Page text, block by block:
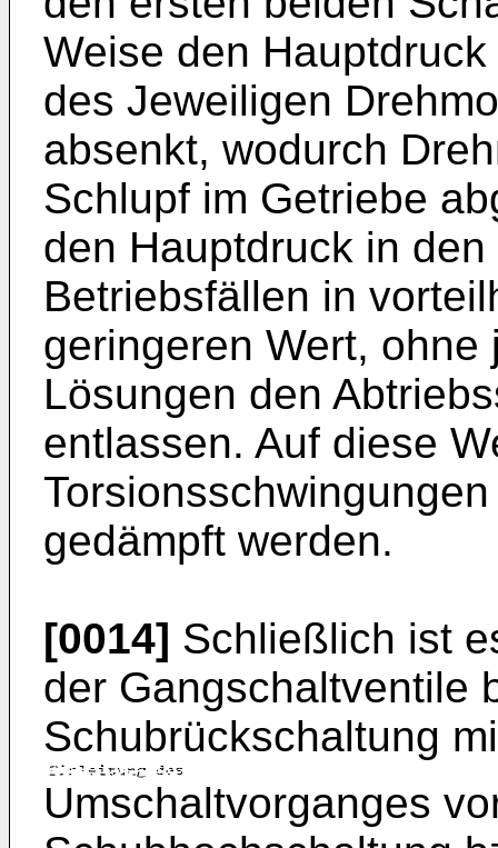
Weise den
des Jeweiligen
absenkt, wodurch
Schlupf im Getriebe
den Hauptdruck in
Betriebsfällen in
geringeren Wert,
Lösungen den
entlassen. Auf diese
gedämpft werden.
[0014] Schließlich ist
der Gangschaltventile
Schubrückschaltung
Umschaltvorganges